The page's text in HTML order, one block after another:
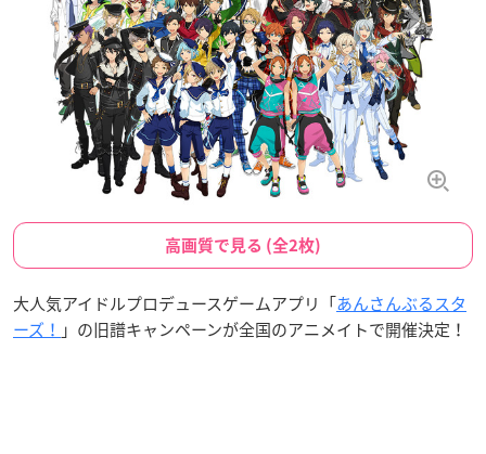
高画質で見る (全2枚)
大人気アイドルプロデュースゲームアプリ「あんさんぶるスタ
ーズ！ 」の旧譜キャンペーンが全国のアニメイトで開催決定！